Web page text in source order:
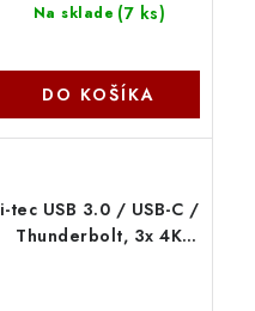
Na sklade (7 ks)
DO KOŠÍKA
i-tec USB 3.0 / USB-C /
Thunderbolt, 3x 4K